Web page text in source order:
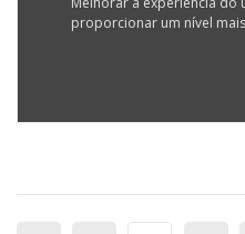
proporcionar um nível